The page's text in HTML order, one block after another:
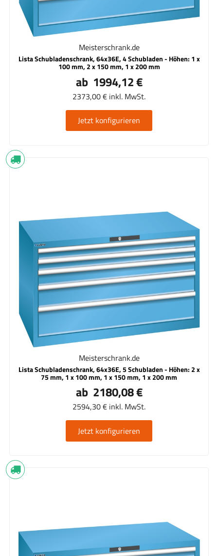
Meisterschrank.de
Lista Schubladenschrank, 64x36E, 4 Schubladen - Höhen: 1 x
100 mm, 2 x 150 mm, 1 x 200 mm
ab 1994,12 €
2373,00 € inkl. MwSt.
Jetzt konfigurieren
Meisterschrank.de
Lista Schubladenschrank, 64x36E, 5 Schubladen - Höhen: 2 x
75 mm, 1 x 100 mm, 1 x 150 mm, 1 x 200 mm
ab 2180,08 €
2594,30 € inkl. MwSt.
Jetzt konfigurieren